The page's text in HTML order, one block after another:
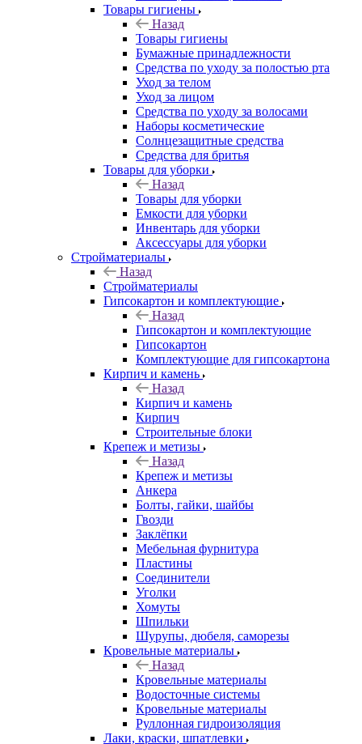
Товары гигиены
Назад
Товары гигиены
Бумажные принадлежности
Средства по уходу за полостью рта
Уход за телом
Уход за лицом
Средства по уходу за волосами
Наборы косметические
Солнцезащитные средства
Средства для бритья
Товары для уборки
Назад
Товары для уборки
Емкости для уборки
Инвентарь для уборки
Аксессуары для уборки
Стройматериалы
Назад
Стройматериалы
Гипсокартон и комплектующие
Назад
Гипсокартон и комплектующие
Гипсокартон
Комплектующие для гипсокартона
Кирпич и камень
Назад
Кирпич и камень
Кирпич
Строительные блоки
Крепеж и метизы
Назад
Крепеж и метизы
Анкера
Болты, гайки, шайбы
Гвозди
Заклёпки
Мебельная фурнитура
Пластины
Соединители
Уголки
Хомуты
Шпильки
Шурупы, дюбеля, саморезы
Кровельные материалы
Назад
Кровельные материалы
Водосточные системы
Кровельные материалы
Руллонная гидроизоляция
Лаки, краски, шпатлевки